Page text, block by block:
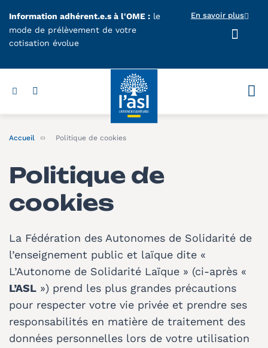
Information adhérent.e.s à l'OME : le
mode de prélèvement de votre
cotisation évolue
En savoir plus
Accueil Politique de cookies
Politique de
cookies
La Fédération des Autonomes de Solidarité de
l’enseignement public et laïque dite «
L’Autonome de Solidarité Laïque » (ci-après «
L’ASL ») prend les plus grandes précautions
pour respecter votre vie privée et prendre ses
responsabilités en matière de traitement des
données personnelles lors de votre utilisation